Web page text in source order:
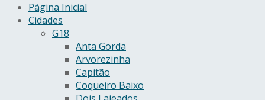
Página Inicial
Cidades
G18
Anta Gorda
Arvorezinha
Capitão
Coqueiro Baixo